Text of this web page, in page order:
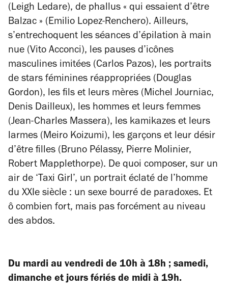
(Leigh Ledare), de phallus « qui essaient d’être
Balzac » (Emilio Lopez-Renchero). Ailleurs,
s’entrechoquent les séances d’épilation à main
nue (Vito Acconci), les pauses d’icônes
masculines imitées (Carlos Pazos), les portraits
de stars féminines réappropriées (Douglas
Gordon), les fils et leurs mères (Michel Journiac,
Denis Dailleux), les hommes et leurs femmes
(Jean-Charles Massera), les kamikazes et leurs
larmes (Meiro Koizumi), les garçons et leur désir
d’être filles (Bruno Pélassy, Pierre Molinier,
Robert Mapplethorpe). De quoi composer, sur un
air de ‘Taxi Girl’, un portrait éclaté de l’homme
du XXIe siècle : un sexe bourré de paradoxes. Et
ô combien fort, mais pas forcément au niveau
des abdos.
Du mardi au vendredi de 10h à 18h ; samedi,
dimanche et jours fériés de midi à 19h.